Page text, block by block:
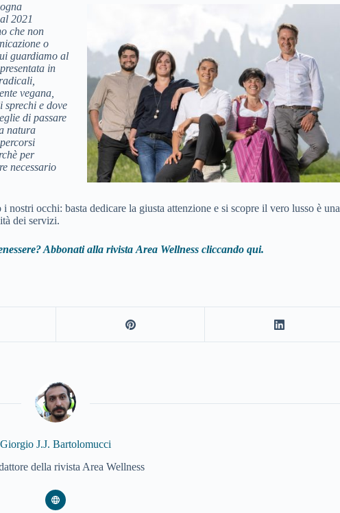
2021
che non
o
guardiamo al
in
vegana,
e dove
di passare
natura
per
necessario
nostri occhi: basta dedicare la giusta attenzione e si scopre il vero lusso è una
dei servizi.
Abbonati alla rivista Area Wellness cliccando qui.
Giorgio J.J. Bartolomucci
della rivista Area Wellness